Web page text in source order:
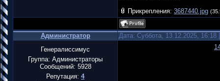
Прикрепления: 3687440.jpg
Администратор
Дата: Суббота, 13.12.2025,
Генералиссимус
Группа: Администраторы
Сообщений: 5928
Репутация: 4